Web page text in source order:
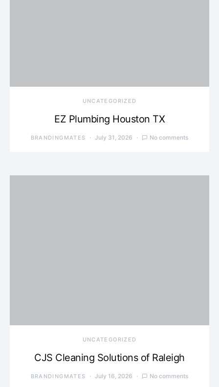
UNCATEGORIZED
EZ Plumbing Houston TX
BRANDINGMATES July 31, 2026 No comments
UNCATEGORIZED
CJS Cleaning Solutions of Raleigh
BRANDINGMATES July 16, 2026 No comments